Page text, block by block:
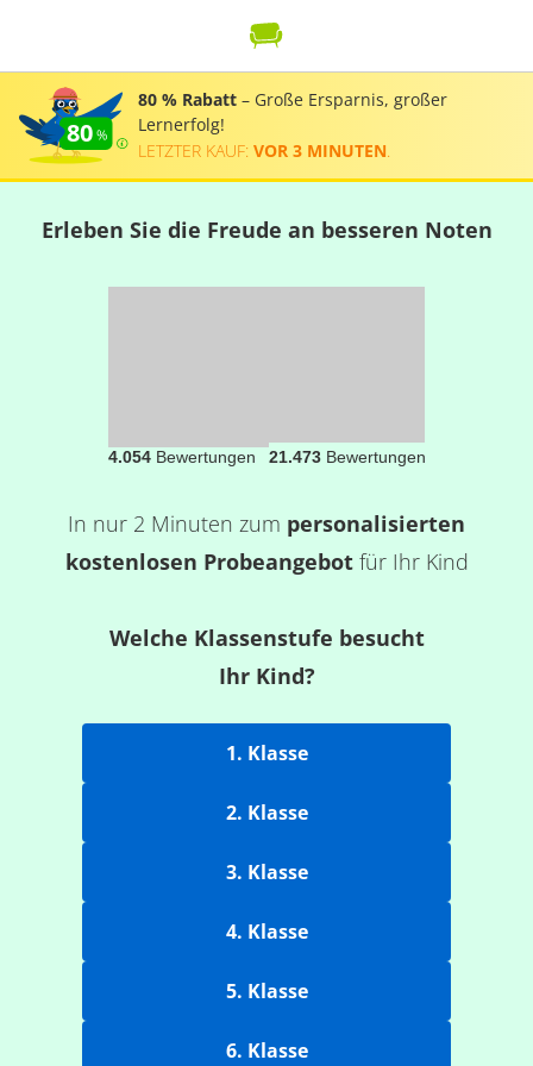
80
80 % Rabatt – Große Ersparnis, großer
Lernerfolg!
LETZTER KAUF: VOR 3 MINUTEN
Erleben Sie die Freude an besseren Noten
4.054Bewertungen 21.473Bewertungen
In nur 2 Minuten zum personalisierten
kostenlosen Probeangebotfür Ihr Kind
Welche Klassenstufe besucht
Ihr Kind?
1. Klasse
2. Klasse
3. Klasse
4. Klasse
5. Klasse
6. Klasse